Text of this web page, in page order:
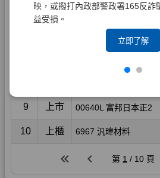
映，或撥打內政部警政署165反詐
益受損。
立即了解